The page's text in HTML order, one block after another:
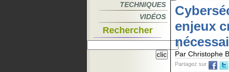
TECHNIQUES
VIDÉOS
Rechercher
enjeux
Par Christophe
Partagez sur